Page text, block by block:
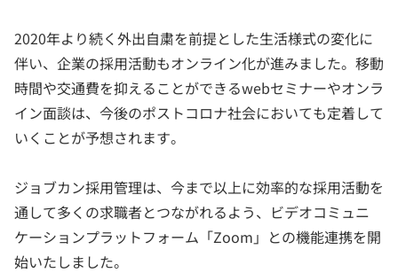
2020年より続く外出自粛を前提とした生活様式の変化に
伴い、企業の採用活動もオンライン化が進みました。移動
時間や交通費を抑えることができるwebセミナーやオンラ
イン面談は、今後のポストコロナ社会においても定着して
いくことが予想されます。
ジョブカン採用管理は、今まで以上に効率的な採用活動を
通して多くの求職者とつながれるよう、ビデオコミュニ
ケーションプラットフォーム「Zoom」との機能連携を開
始いたしました。